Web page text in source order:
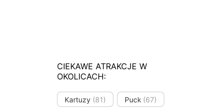
CIEKAWE ATRAKCJE W
OKOLICACH:
Kartuzy (81) Puck (67)